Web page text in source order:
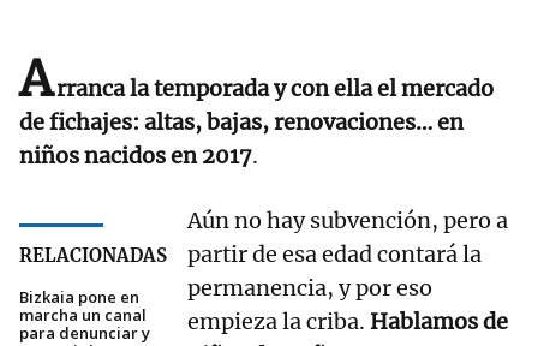
Arranca la temporada y con ella el mercado
de fichajes: altas, bajas, renovaciones… en
niños nacidos en 2017.
RELACIONADAS
Bizkaia pone en
marcha un canal
para denunciar y
Aún no hay subvención, pero a
partir de esa edad contará la
permanencia, y por eso
empieza la criba. Hablamos de